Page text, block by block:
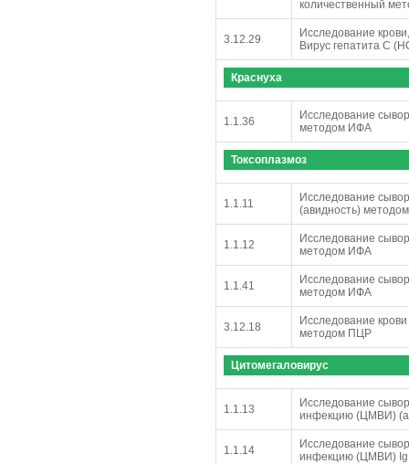
количественный
3.12.29
Исследование
Вирус гепатита С
Краснуха
1.1.36
Исследование
методом ИФА
Токсоплазмоз
1.1.11
Исследование
(авидность)
1.1.12
Исследование
методом ИФА
1.1.41
Исследование
методом ИФА
3.12.18
Исследование
методом ПЦР
Цитомегаловирус
1.1.13
Исследование
инфекцию (ЦМВИ)
1.1.14
Исследование
инфекцию (ЦМВИ)